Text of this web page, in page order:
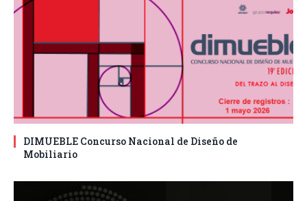
DIMUEBLE Concurso Nacional de Diseño de
Mobiliario